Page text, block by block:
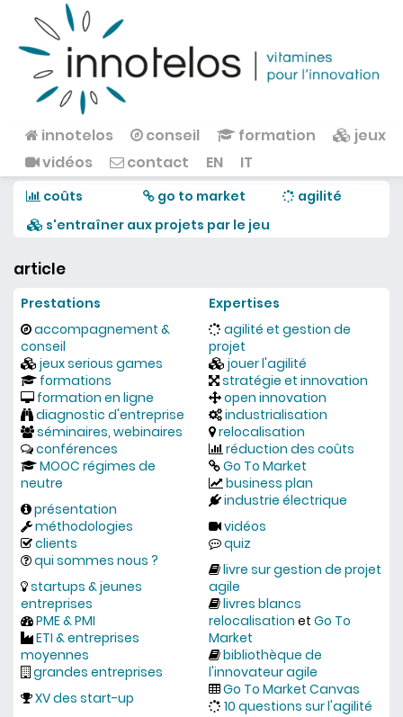
Aller au contenu principal
innotelos conseil formation
jeux
vidéos
contact EN IT
coûts go to market
agilité
s'entraîner aux projets par le jeu
article
Prestations
accompagnement &
conseil
jeux serious games
formations
formation en ligne
diagnostic d'entreprise
séminaires, webinaires
conférences
MOOC régimes de
neutre
présentation
méthodologies
clients
qui sommes nous ?
startups & jeunes
entreprises
PME & PMI
ETI & entreprises
moyennes
grandes entreprises
XV des start-up
Expertises
agilité et gestion de
projet
jouer l'agilité
stratégie et innovation
open innovation
industrialisation
relocalisation
réduction des coûts
Go To Market
business plan
industrie électrique
vidéos
quiz
livre sur gestion de projet
agile
livres blancs
relocalisation et Go To
Market
bibliothèque de
l'innovateur agile
Go To Market Canvas
10 questions sur l'agilité